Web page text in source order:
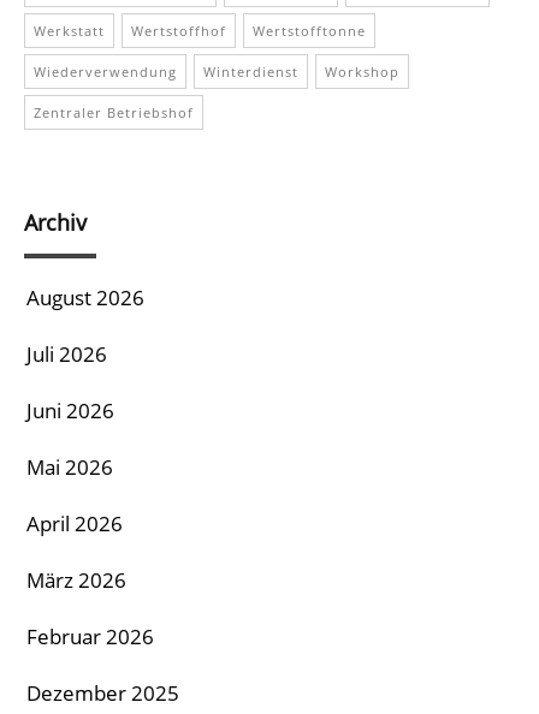
Werkstatt Wertstoffhof Wertstofftonne
Wiederverwendung Winterdienst Workshop
Zentraler Betriebshof
Archiv
August 2026
Juli 2026
Juni 2026
Mai 2026
April 2026
März 2026
Februar 2026
Dezember 2025